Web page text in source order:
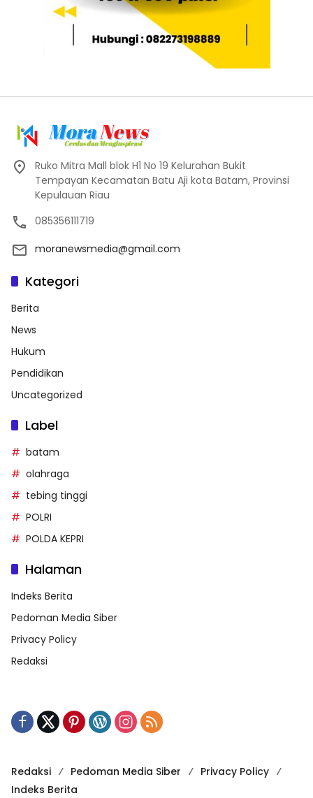
Ruko Mitra Mall blok H1 No 19 Kelurahan Bukit
Tempayan Kecamatan Batu Aji kota Batam, Provinsi
Kepulauan Riau
085356111719
moranewsmedia@gmail.com
Kategori
Berita
News
Hukum
Pendidikan
Uncategorized
Label
batam
olahraga
tebing tinggi
POLRI
POLDA KEPRI
Halaman
Indeks Berita
Pedoman Media Siber
Privacy Policy
Redaksi
Redaksi Pedoman Media Siber
Privacy Policy
Indeks Berita